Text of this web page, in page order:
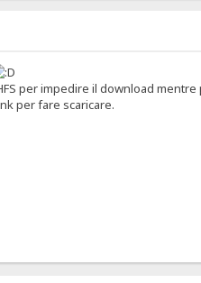
per impedire il download mentre
per fare scaricare.